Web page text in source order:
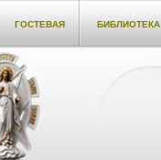
ГОСТЕВАЯ БИБЛИОТЕКА